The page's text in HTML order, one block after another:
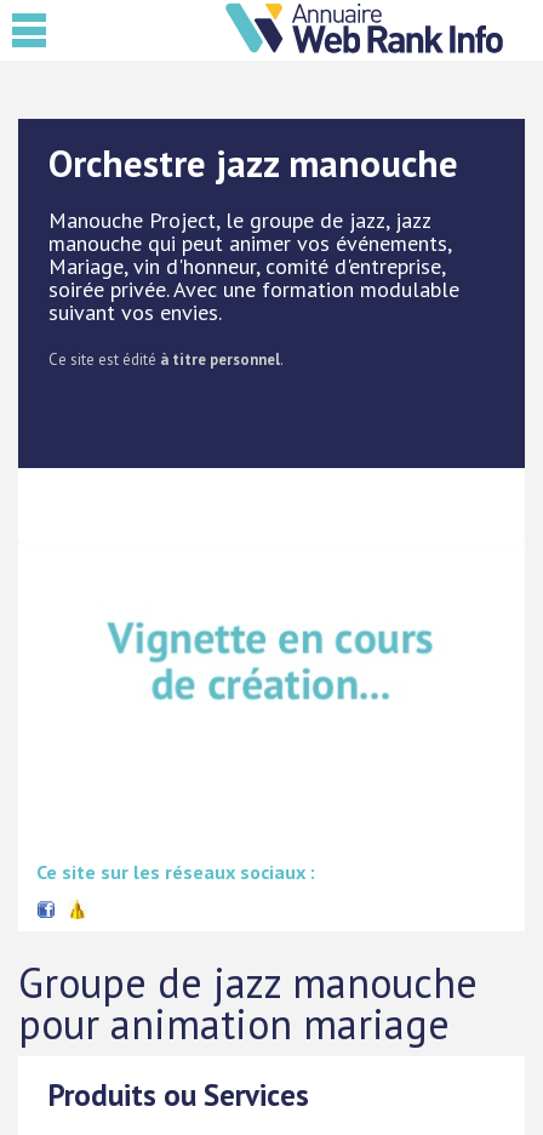
Orchestre jazz manouche
Manouche Project, le groupe de jazz, jazz
manouche qui peut animer vos événements,
Mariage, vin d'honneur, comité d'entreprise,
soirée privée. Avec une formation modulable
suivant vos envies.
Ce site est édité à titre personnel.
Ce site sur les réseaux sociaux :
Groupe de jazz manouche
pour animation mariage
Produits ou Services